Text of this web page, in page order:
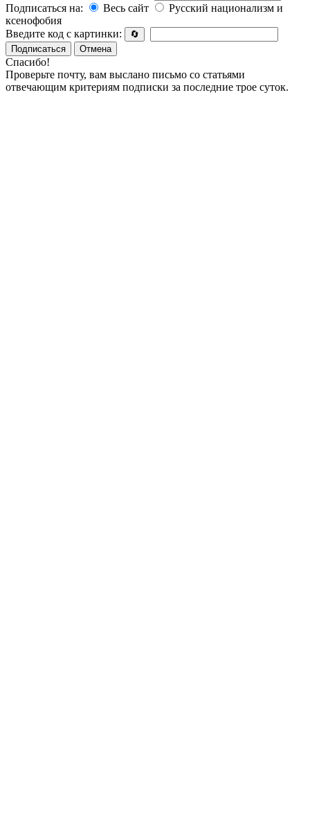
Подписаться на:
Весь сайт
Русский национализм и
ксенофобия
Введите код с картинки:
🔄
Подписаться
Отмена
Спасибо!
Проверьте почту, вам выслано письмо со статьями
отвечающим критериям подписки за последние трое суток.